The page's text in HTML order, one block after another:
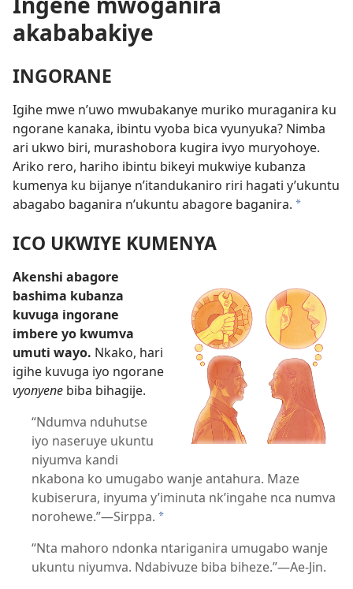
akababakiye
INGORANE
Igihe mwe n’uwo mwubakanye muriko muraganira ku
ngorane kanaka, ibintu vyoba bica vyunyuka? Nimba
ari ukwo biri, murashobora kugira ivyo muryohoye.
Ariko rero, hariho ibintu bikeyi mukwiye kubanza
kumenya ku bijanye n’itandukaniro riri hagati y’ukuntu
abagabo baganira n’ukuntu abagore baganira. *
ICO UKWIYE KUMENYA
Akenshi abagore
bashima kubanza
kuvuga ingorane
imbere yo kwumva
umuti wayo. Nkako, hari
igihe kuvuga iyo ngorane
vyonyene biba bihagije.
“Ndumva nduhutse
iyo naseruye ukuntu
niyumva kandi
nkabona ko umugabo wanje antahura. Maze
kubiserura, inyuma y’iminuta nk’ingahe nca numva
norohewe.”—Sirppa. *
“Nta mahoro ndonka ntariganira umugabo wanje
ukuntu niyumva. Ndabivuze biba biheze.”—Ae-Jin.